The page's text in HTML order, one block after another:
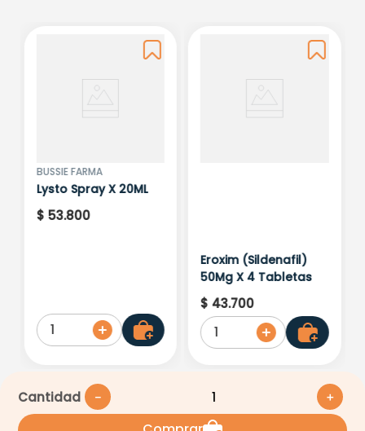
Cantidad ＋
－
BUSSIE FARMA
Lysto Spray X 20ML
$ 53.800
1
Eroxim (Sildenafil)
50Mg X 4 Tabletas
$ 43.700
1